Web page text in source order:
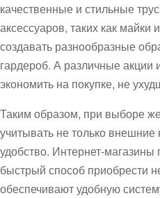
качественные и стильные
аксессуаров, таких как майки
создавать разнообразные
гардероб. А различные акции
экономить на покупке, не
Таким образом, при выборе
учитывать не только внешние
удобство. Интернет-
быстрый способ приобрести
обеспечивают удобную